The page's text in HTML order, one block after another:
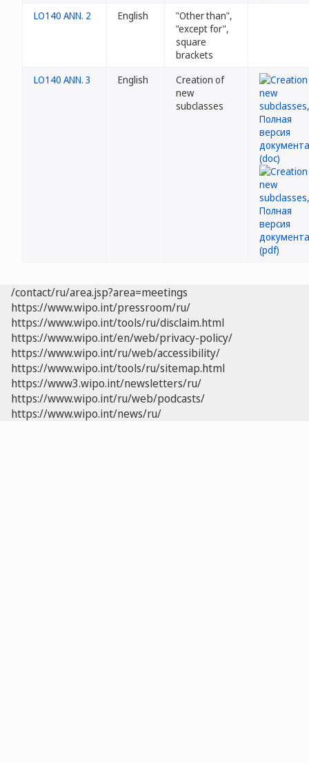
LO140 ANN. 2 English
"Other than",
"except for",
square
brackets
LO140 ANN. 3
English
Creation of
new
subclasses
/contact/ru/area.jsp?area=meetings
https://www.wipo.int/pressroom/ru/
https://www.wipo.int/tools/ru/disclaim.html
https://www.wipo.int/en/web/privacy-policy/
https://www.wipo.int/ru/web/accessibility/
https://www.wipo.int/tools/ru/sitemap.html
https://www3.wipo.int/newsletters/ru/
https://www.wipo.int/ru/web/podcasts/
https://www.wipo.int/news/ru/